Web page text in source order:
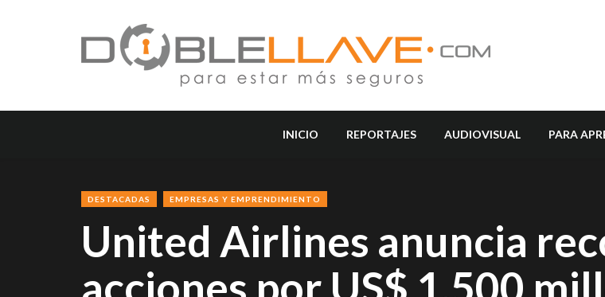
INICIO REPORTAJES AUDIOVISUAL PARA
DESTACADAS EMPRESAS Y EMPRENDIMIENTO
United Airlines anuncia